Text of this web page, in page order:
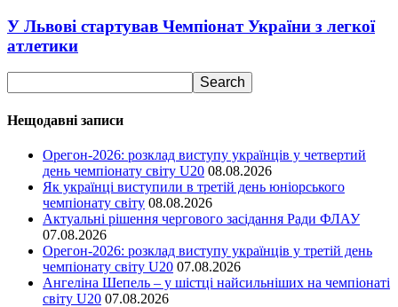
У Львові стартував Чемпіонат України з легкої
атлетики
Нещодавні записи
Орегон-2026: розклад виступу українців у четвертий
день чемпіонату світу U20 08.08.2026
Як українці виступили в третій день юніорського
чемпіонату світу 08.08.2026
Актуальні рішення чергового засідання Ради ФЛАУ
07.08.2026
Орегон-2026: розклад виступу українців у третій день
чемпіонату світу U20 07.08.2026
Ангеліна Шепель – у шістці найсильніших на чемпіонаті
світу U20 07.08.2026